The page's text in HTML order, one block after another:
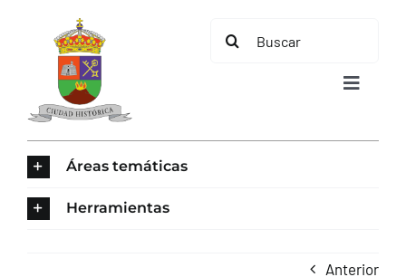
contenido
Buscar:
Toggle
Áreas temáticas
Herramientas
Anterior